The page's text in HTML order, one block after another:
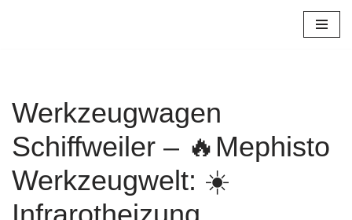
Werkzeugwagen
Schiffweiler – 🔥Mephisto
Werkzeugwelt: ☀️